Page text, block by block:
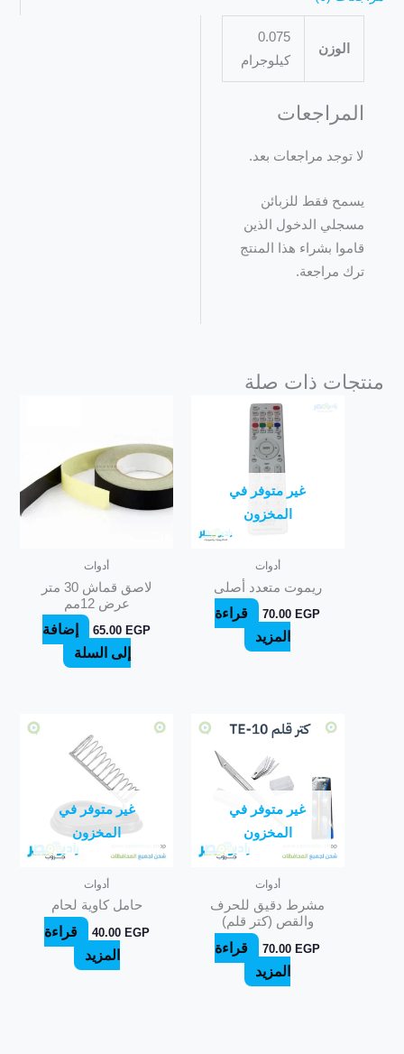
الوزن
0.075
كيلوجرام
المراجعات
لا توجد مراجعات بعد.
يسمح فقط للزبائن
مسجلي الدخول الذين
قاموا بشراء هذا المنتج
ترك مراجعة.
منتجات ذات صلة
غير متوفر في
المخزون
أدوات
ريموت متعدد أصلى
70.00 EGP
قراءة
المزيد
أدوات
لاصق قماش 30 متر
عرض 12مم
65.00 EGP
إضافة
إلى السلة
غير متوفر في
المخزون
أدوات
مشرط دقيق للحرف
والقص (كتر قلم)
70.00EGP
قراءة
المزيد
غير متوفر في
المخزون
أدوات
حامل كاوية لحام
40.00 EGP
قراءة
المزيد